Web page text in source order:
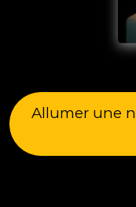
Allumer une